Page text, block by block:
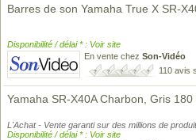
Barres de son Yamaha True X SR-
Disponibilité / délai * : Voir site
En vente chez Son-Vidéo
110 avis
Yamaha SR-X40A Charbon, Gris 180
L'Achat - Vente garanti sur des millions de
Disponibilité / délai * : Voir site